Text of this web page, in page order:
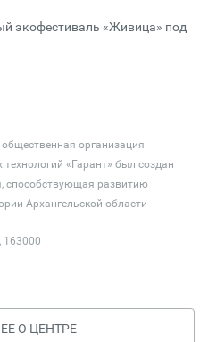
экофестиваль «Живица» под
организация
«Гарант» был создан
способствующая развитию
Архангельской области
163000
О ЦЕНТРЕ